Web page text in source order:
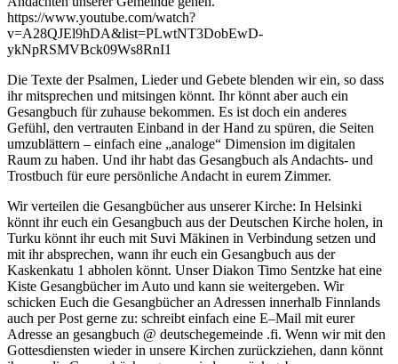
https://www.youtube.com/watch?
v=A28QJEl9hDA&list=PLwtNT3DobEwD-
ykNpRSMVBck09Ws8RnI1
Die Texte der Psalmen, Lieder und Gebete blenden wir ein, so dass
ihr mitsprechen und mitsingen könnt. Ihr könnt aber auch ein
Gesangbuch für zuhause bekommen. Es ist doch ein anderes
Gefühl, den vertrauten Einband in der Hand zu spüren, die Seiten
umzublättern – einfach eine „analoge“ Dimension im digitalen
Raum zu haben. Und ihr habt das Gesangbuch als Andachts- und
Trostbuch für eure persönliche Andacht in eurem Zimmer.
Wir verteilen die Gesangbücher aus unserer Kirche: In Helsinki
könnt ihr euch ein Gesangbuch aus der Deutschen Kirche holen, in
Turku könnt ihr euch mit Suvi Mäkinen in Verbindung setzen und
mit ihr absprechen, wann ihr euch ein Gesangbuch aus der
Kaskenkatu 1 abholen könnt. Unser Diakon Timo Sentzke hat eine
Kiste Gesangbücher im Auto und kann sie weitergeben. Wir
schicken Euch die Gesangbücher an Adressen innerhalb Finnlands
auch per Post gerne zu: schreibt einfach eine E–Mail mit eurer
Adresse an gesangbuch @ deutschegemeinde .fi. Wenn wir mit den
Gottesdiensten wieder in unsere Kirchen zurückziehen, dann könnt